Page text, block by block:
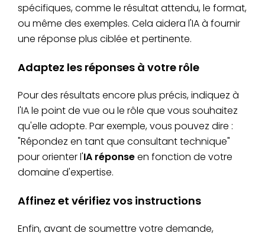
spécifiques, comme le résultat attendu, le format,
ou même des exemples. Cela aidera l'IA à fournir
une réponse plus ciblée et pertinente.
Adaptez les réponses à votre rôle
Pour des résultats encore plus précis, indiquez à
l'IA le point de vue ou le rôle que vous souhaitez
qu'elle adopte. Par exemple, vous pouvez dire :
"Répondez en tant que consultant technique"
pour orienter l'IA réponseen fonction de votre
domaine d'expertise.
Affinez et vérifiez vos instructions
Enfin, avant de soumettre votre demande,